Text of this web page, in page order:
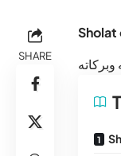
SHARE
Sholat